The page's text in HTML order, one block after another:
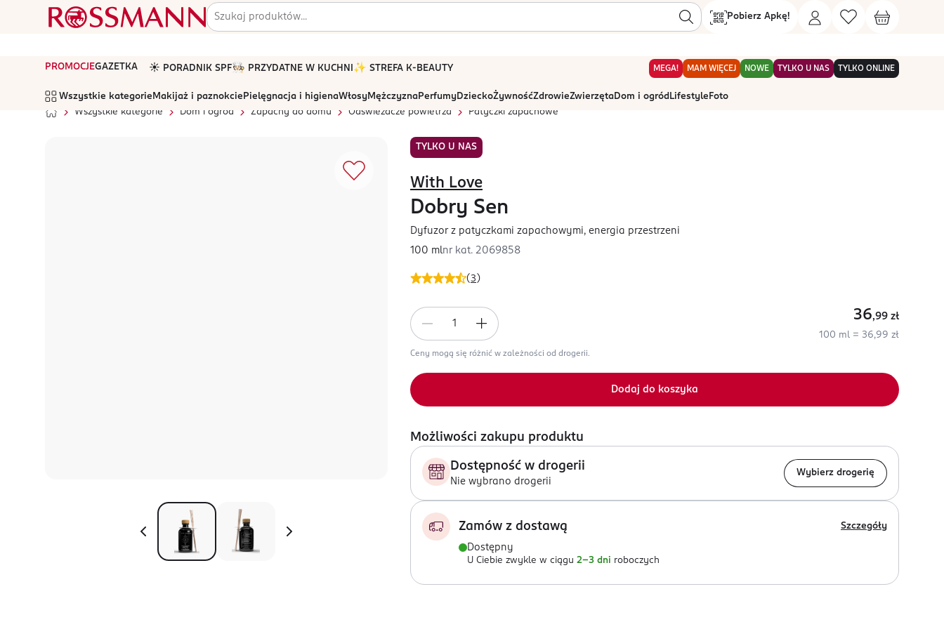
Pobierz Apkę!
PROMOCJEGAZETKA ☀️ PORADNIK SPF🧑🏻‍🍳 PRZYDATNE W KUCHNI ✨ STREFA K-BEAUTY MEGA! MAM WIĘCEJ NOWE TYLKO U NAS TYLKO ONLINE
Wszystkie kategorie Makijaż i paznokcie Pielęgnacja i higienaWłosyMężczyznaPerfumyDzieckoŻywnośćZdrowieZwierzętaDom i ogród Lifestyle Foto
Wszystkie kategorie
Dom i ogród Zapachy do domu Odświeżacze powietrza Patyczki zapachowe
TYLKO U NAS
(3 )
With Love
Dobry Sen
Dyfuzor z patyczkami zapachowymi, energia przestrzeni
100 mlnr kat. 2069858
36,99 zł
100 ml = 36,99 zł
Ceny mogą się różnić w zależności od drogerii.
Dodaj do koszyka
Możliwości zakupu produktu
Dostępność w drogerii
Nie wybrano drogerii
Wybierz drogerię
Zamów z dostawą Szczegóły
Dostępny
U Ciebie zwykle w ciągu 2-3 dni roboczych